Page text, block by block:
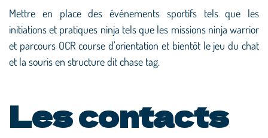
Mettre en place des événements sportifs tels que les
initiations et pratiques ninja tels que les missions ninja warrior
et parcours OCR course d'orientation et bientôt le jeu du chat
et la souris en structure dit chase tag.
Les contacts